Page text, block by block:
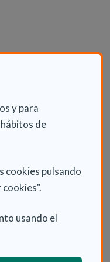
y para
de
cookies pulsando
usando el